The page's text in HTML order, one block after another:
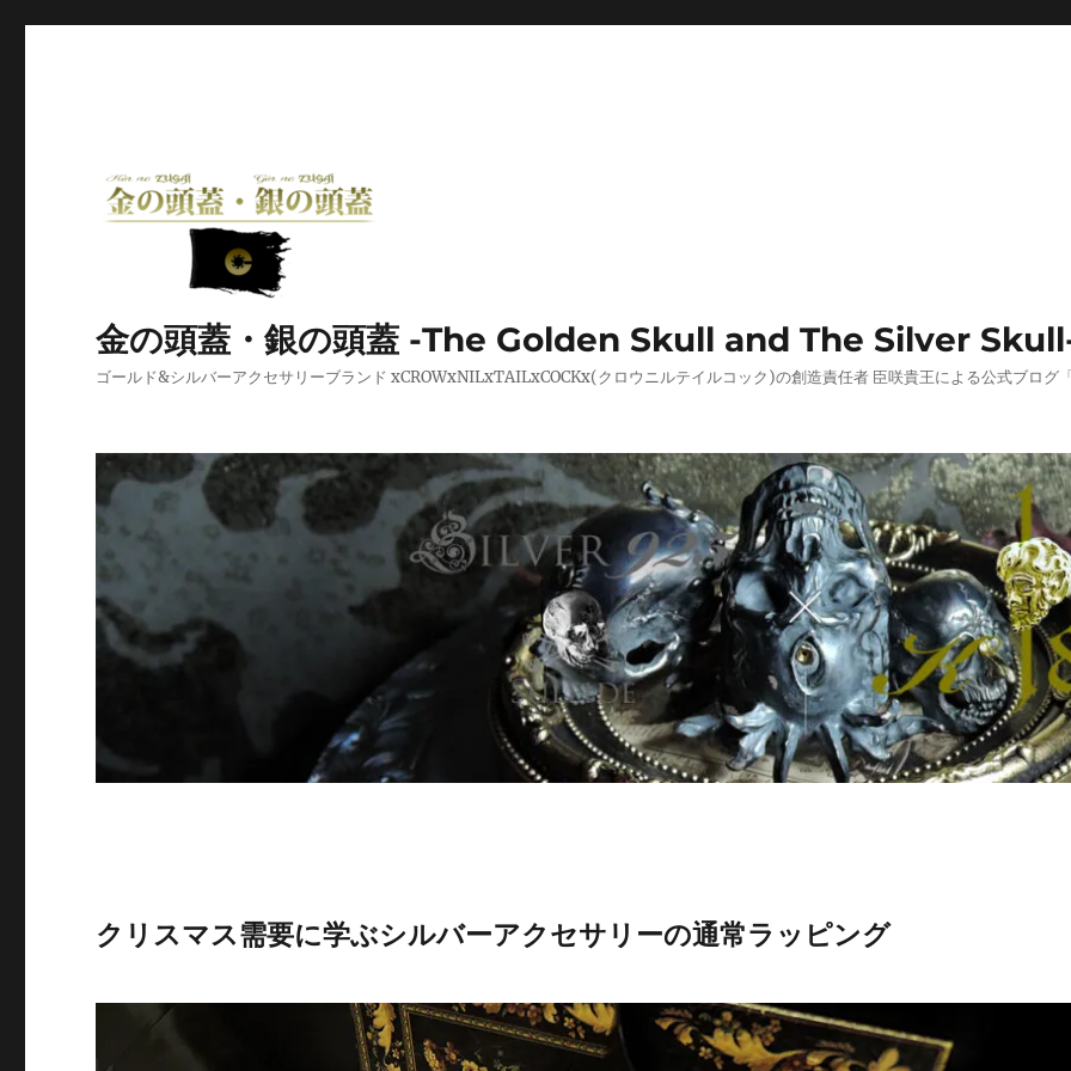
金の頭蓋・銀の頭蓋 -The Golden Skull and The Silver
ゴールド&シルバーアクセサリーブランド xCROWxNILxTAILxCOCKx(クロウニルテイルコック)の創造責任者 臣咲貴王による公式ブログ
クリスマス需要に学ぶシルバーアクセサリーの通常ラッピング